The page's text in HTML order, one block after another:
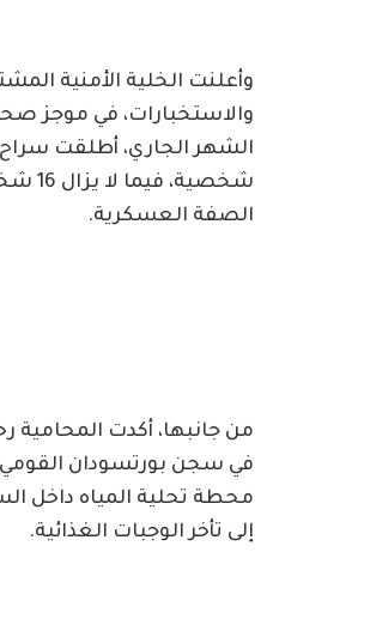
وأعلنت الخلية الأمنية
الصفة العسكرية.
في سجن بورتسودان القومي
محطة تحلية المياه داخل
إلى تأخر الوجبات الغذائية.